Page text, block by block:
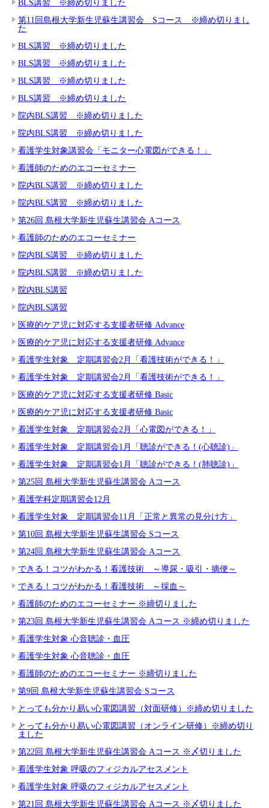
BLS講習 ※締め切りました
第11回島根大学新生児蘇生講習会 Sコース ※締め切りまし
た
BLS講習 ※締め切りました
BLS講習 ※締め切りました
BLS講習 ※締め切りました
BLS講習 ※締め切りました
院内BLS講習 ※締め切りました
院内BLS講習 ※締め切りました
看護学生対象講習会「モニター心電図ができる！」
看護師のためのエコーセミナー
院内BLS講習 ※締め切りました
院内BLS講習 ※締め切りました
第26回 島根大学新生児蘇生講習会 Aコース
看護師のためのエコーセミナー
院内BLS講習 ※締め切りました
院内BLS講習 ※締め切りました
院内BLS講習
院内BLS講習
医療的ケア児に対応する支援者研修 Advance
医療的ケア児に対応する支援者研修 Advance
看護学生対象 定期講習会2月「看護技術ができる！」
看護学生対象 定期講習会2月「看護技術ができる！」
医療的ケア児に対応する支援者研修 Basic
医療的ケア児に対応する支援者研修 Basic
看護学生対象 定期講習会2月「心電図ができる！」
看護学生対象 定期講習会1月「聴診ができる！(心聴診)」
看護学生対象 定期講習会1月「聴診ができる！(肺聴診)」
第25回 島根大学新生児蘇生講習会 Aコース
看護学科定期講習会12月
看護学生対象 定期講習会11月「正常と異常の見分け方」
第10回 島根大学新生児蘇生講習会 Sコース
第24回 島根大学新生児蘇生講習会 Aコース
できる！コツがわかる！看護技術 ～導尿・吸引・摘便～
できる！コツがわかる！看護技術 ～採血～
看護師のためのエコーセミナー ※締切りました
第23回 島根大学新生児蘇生講習会 Aコース ※締め切りました
看護学生対象 心音聴診・血圧
看護学生対象 心音聴診・血圧
看護師のためのエコーセミナー ※締切りました
第9回 島根大学新生児蘇生講習会 Sコース
とっても分かり易い心電図講習（対面研修）※締め切りました
とっても分かり易い心電図講習（オンライン研修）※締め切り
ました
第22回 島根大学新生児蘇生講習会 Aコース ※〆切りました
看護学生対象 呼吸のフィジカルアセスメント
看護学生対象 呼吸のフィジカルアセスメント
第21回 島根大学新生児蘇生講習会 Aコース ※〆切りました